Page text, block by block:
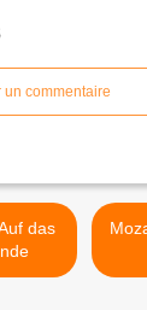
un commentaire